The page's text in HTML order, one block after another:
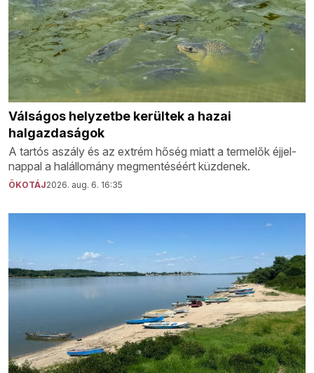
Válságos helyzetbe kerültek a hazai
halgazdaságok
A tartós aszály és az extrém hőség miatt a termelők éjjel-
nappal a halállomány megmentéséért küzdenek.
ÖKOTÁJ2026. aug. 6. 16:35